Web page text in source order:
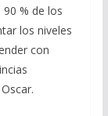
% de los
los niveles
con